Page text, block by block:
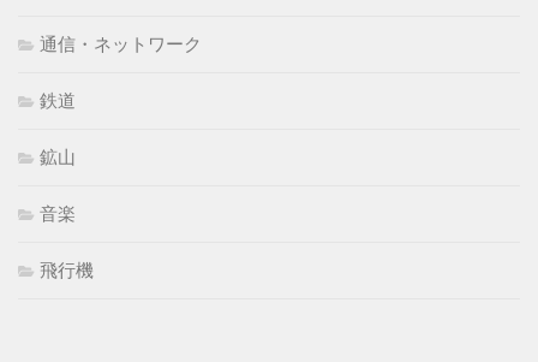
通信・ネットワーク
鉄道
鉱山
音楽
飛行機